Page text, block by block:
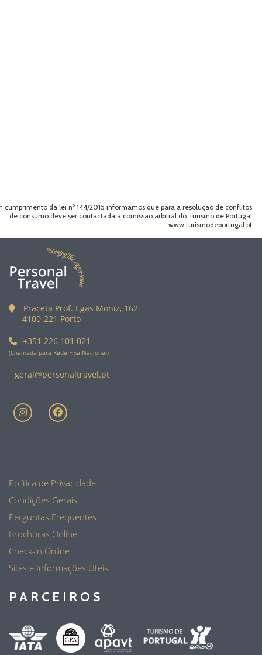
cumprimento da lei nº 144/2015 informamos que para a resolução de conflitos
de consumo deve ser contactada a comissão arbitral do Turismo de Portugal
www.turismodeportugal.pt
Praceta Prof. Egas Moniz, 162
4100-221 Porto
+351 226 101 021
(Chamada para Rede Fixa Nacional)
geral@personaltravel.pt
Política de Privacidade
Condições Gerais
Perguntas Frequentes
Brochuras Online
Check-in Online
Sites e Informações Úteis
PARCEIROS